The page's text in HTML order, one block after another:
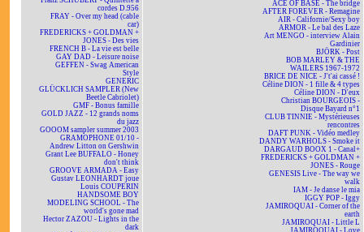
cordes D.956
FRAY - Over my head (cable
car)
FREDERICKS + GOLDMAN +
JONES - Des vies
FRENCH B - La vie est belle
GAY DAD - Leisure noise
GEFFEN - Swag American
Style
GENERIC
GLÜCKLICH SAMPLER (New
Beetle Cabriolet)
GMF - Bonus famille
GOLD JAZZ - 12 grands noms
du jazz
GOOOM sampler summer 2003
GRAMOPHONE 01/10 -
Andrew Litton on Gershwin
Grant Lee BUFFALO - Honey
don't think
GROOVE ARMADA - Easy
Gustav LEONHARDT joue
Louis COUPERIN
HANDSOME BOY
MODELING SCHOOL - The
world's gone mad
Hector ZAZOU - Lights in the
dark
ACE OF BASE - The bridge
AFTER FOREVER - Remagine
AIR - Californie/Sexy boy
ARMOR - Le bal des Laze
Art MENGO - interview Alain
Gardinier
BJÖRK - Post
BOB MARLEY & THE
WAILERS 1967-1972
BRICE DE NICE - J't'ai cassé !
Céline DION - 1 fille & 4 types
Céline DION - D'eux
Christian BOURGEOIS -
Disque Bayard n°1
CLUB TINNIE - Mystérieuses
rencontres
DAFT PUNK - Vidéo medley
DANDY WARHOLS - Smoke it
DARGAUD BOOX 1 - Canal+
FREDERICKS + GOLDMAN +
JONES - Rouge
GENESIS Live - The way we
walk
IAM - Je danse le mia
IGGY POP - Iggy
JAMIROQUAI - Corner of the
earth
JAMIROQUAI - Little L
JAMIROQUAI - Love